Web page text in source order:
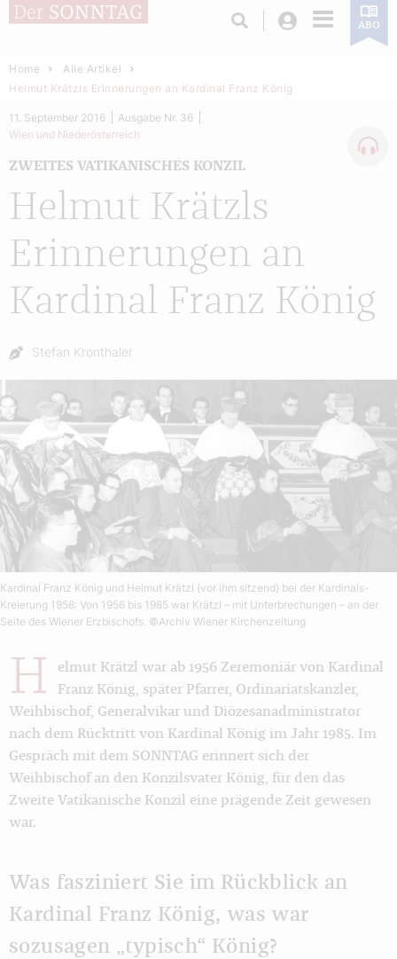
Login ABO
Home
Alle Artikel
Helmut Krätzls Erinnerungen an Kardinal Franz König
Helmut Krätzls
Erinnerungen an
Kardinal Franz König
ZWEITES VATIKANISCHES KONZIL
11. September 2016
Ausgabe Nr. 36
Wien und Niederösterreich
Autor:
Stefan Kronthaler
Kardinal Franz König und Helmut Krätzl (vor ihm sitzend) bei der Kardinals-
Kreierung 1958: Von 1956 bis 1985 war Krätzl – mit Unterbrechungen – an der
Seite des Wiener Erzbischofs. ©Archiv Wiener Kirchenzeitung
H
elmut Krätzl war ab 1956 Zeremoniär von Kardinal
Franz König, später Pfarrer, Ordinariatskanzler,
Weihbischof, Generalvikar und Diözesanadministrator
nach dem Rücktritt von Kardinal König im Jahr 1985. Im
Gespräch mit dem SONNTAG erinnert sich der
Weihbischof an den Konzilsvater König, für den das
Zweite Vatikanische Konzil eine prägende Zeit gewesen
war.
Was fasziniert Sie im Rückblick an
Kardinal Franz König, was war
sozusagen „typisch“ König?